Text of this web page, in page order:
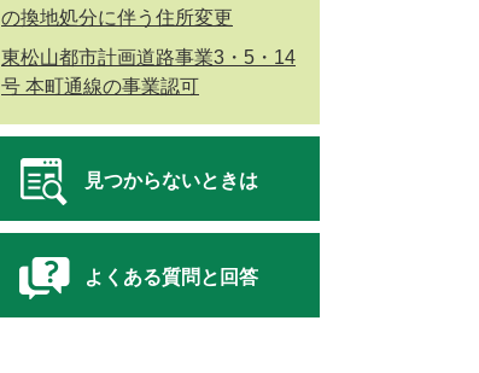
の換地処分に伴う住所変更
東松山都市計画道路事業3・5・14
号 本町通線の事業認可
見つからないときは
よくある質問と回答